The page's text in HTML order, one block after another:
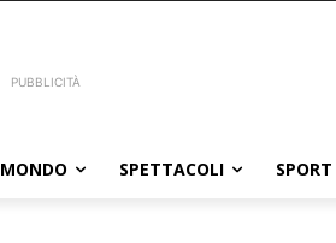
PUBBLICITÀ
MONDO SPETTACOLI SPORT